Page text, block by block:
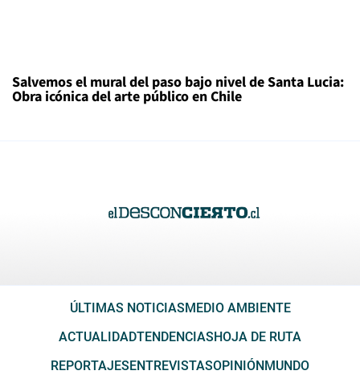
Salvemos el mural del paso bajo nivel de Santa Lucia:
Obra icónica del arte público en Chile
ÚLTIMAS NOTICIASMEDIO AMBIENTE
ACTUALIDADTENDENCIASHOJA DE RUTA
REPORTAJESENTREVISTASOPINIÓNMUNDO